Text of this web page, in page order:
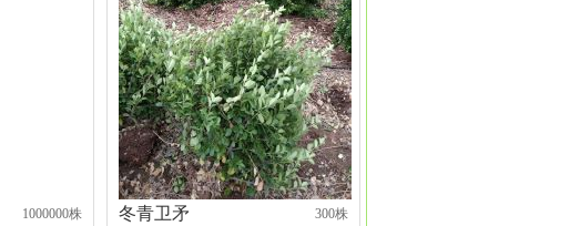
1000000株 冬青卫矛 300株